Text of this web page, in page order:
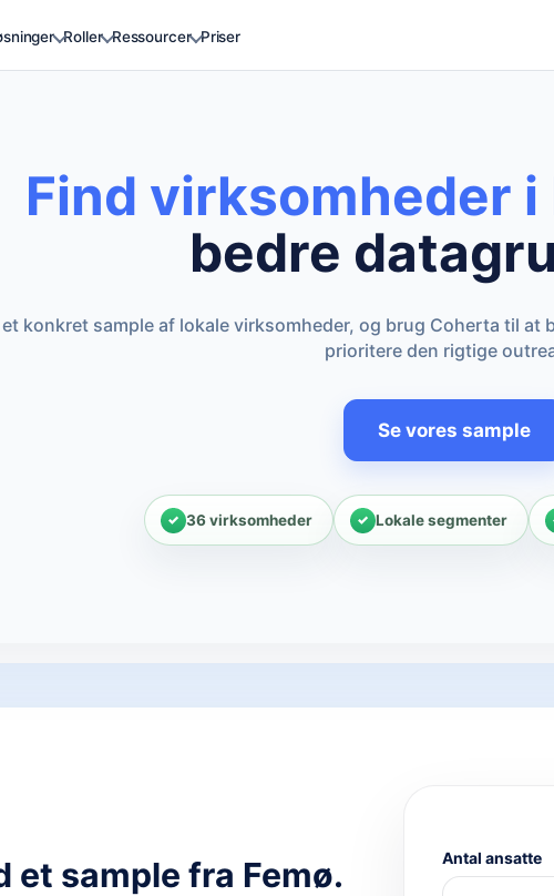
Roller Ressourcer Priser
Find virksomheder i
bedre
et konkret sample af lokale virksomheder, og brug Coherta til
prioritere den rigtige
Se vores sample
36 virksomheder Lokale segmenter
et sample fra Femø. Antal ansatte